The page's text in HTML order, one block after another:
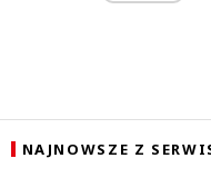
NAJNOWSZE Z